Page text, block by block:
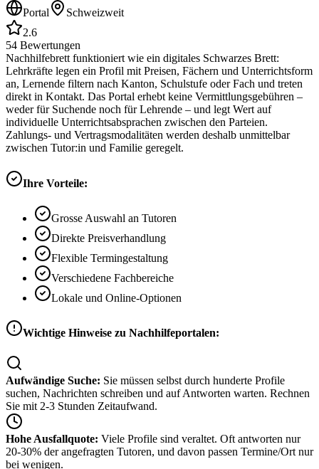
Portal
Schweizweit
2.6
54 Bewertungen
Nachhilfebrett funktioniert wie ein digitales Schwarzes Brett:
Lehrkräfte legen ein Profil mit Preisen, Fächern und Unterrichtsform
an, Lernende filtern nach Kanton, Schulstufe oder Fach und treten
direkt in Kontakt. Das Portal erhebt keine Vermittlungsgebühren –
weder für Suchende noch für Lehrende – und legt Wert auf
individuelle Unterrichtsabsprachen zwischen den Parteien.
Zahlungs- und Vertragsmodalitäten werden deshalb unmittelbar
zwischen Tutor:in und Familie geregelt.
Ihre Vorteile:
Grosse Auswahl an Tutoren
Direkte Preisverhandlung
Flexible Termingestaltung
Verschiedene Fachbereiche
Lokale und Online-Optionen
Wichtige Hinweise zu Nachhilfeportalen:
Aufwändige Suche: Sie müssen selbst durch hunderte Profile
suchen, Nachrichten schreiben und auf Antworten warten. Rechnen
Sie mit 2-3 Stunden Zeitaufwand.
Hohe Ausfallquote: Viele Profile sind veraltet. Oft antworten nur
20-30% der angefragten Tutoren, und davon passen Termine/Ort nur
bei wenigen.